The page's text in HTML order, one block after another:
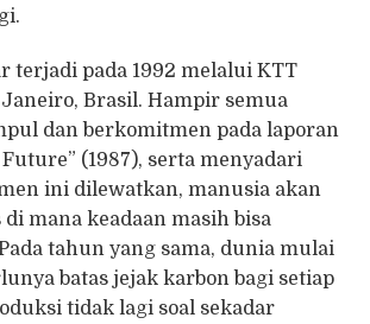
terjadi pada 1992 melalui KTT
Brasil. Hampir semua
dan berkomitmen pada laporan
(1987), serta menyadari
ini dilewatkan, manusia akan
mana keadaan masih bisa
tahun yang sama, dunia mulai
batas jejak karbon bagi setiap
tidak lagi soal sekadar